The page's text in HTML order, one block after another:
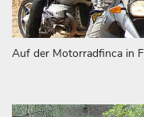
Auf der Motorradfinca in